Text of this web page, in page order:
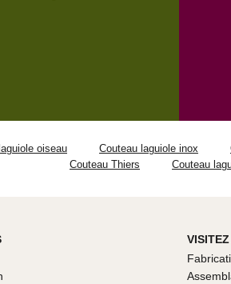
oiseau Couteau laguiole inox
Couteau Thiers
Couteau